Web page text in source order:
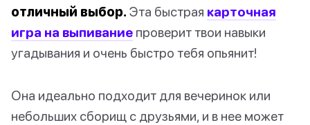
отличный выбор. Эта быстрая карточная
игра на выпивание проверит твои навыки
угадывания и очень быстро тебя опьянит!
Она идеально подходит для вечеринок или
небольших сборищ с друзьями, и в нее может